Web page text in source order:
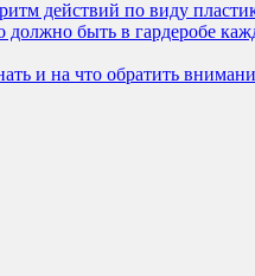
действий по виду
должно быть в гардеробе
и на что обратить